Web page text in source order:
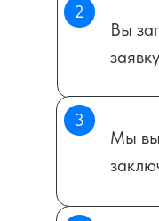
2
Вы
заявку
3
Мы